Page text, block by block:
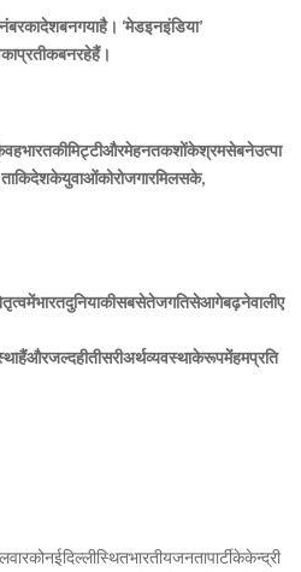
‘मेडइनइंडिया’